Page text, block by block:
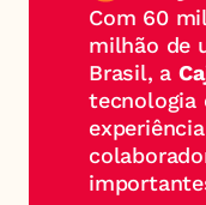
Com 60
milhão de
Brasil, a
tecnologia